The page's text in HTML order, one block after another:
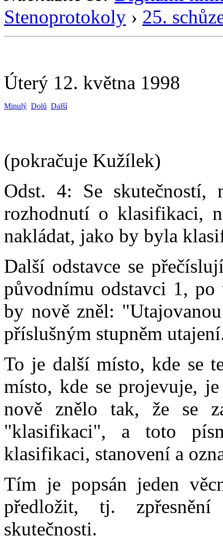
Stenoprotokoly › 25.
Úterý 12. května 1998
Minulý Dolů Další
(pokračuje Kužílek)
Odst. 4: Se skutečností,
rozhodnutí o klasifikaci,
nakládat, jako by byla
Další odstavce se
původnímu odstavci 1,
by nově zněl:
příslušným stupněm
To je další místo, kde se
místo, kde se projevuje,
nově znělo tak, že se
"klasifikaci", a toto
klasifikaci, stanovení a
Tím je popsán jeden
předložit, tj. zpřesnění
skutečnosti.